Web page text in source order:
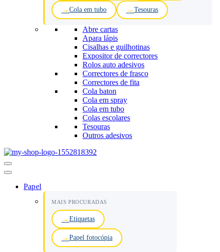
Cola em tubo Tesouras
Abre cartas
Apara lápis
Cisalhas e guilhotinas
Expositor de correctores
Rolos auto adesivos
Correctores de frasco
Correctores de fita
Cola baton
Cola em spray
Cola em tubo
Colas escolares
Tesouras
Outros adesivos
Menu
de
Papel
MAIS PROCURADAS
Etiquetas
Papel fotocópia